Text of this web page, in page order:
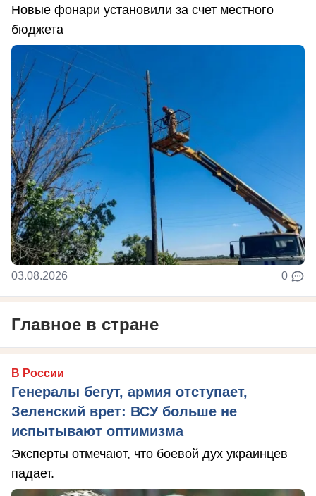
Новые фонари установили за счет местного
бюджета
03.08.2026 0
Главное в стране
В России
Генералы бегут, армия отступает,
Зеленский врет: ВСУ больше не
испытывают оптимизма
Эксперты отмечают, что боевой дух украинцев
падает.